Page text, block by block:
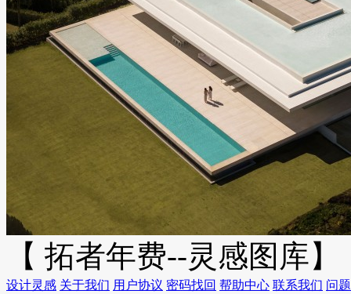
【 拓者年费--灵感图库】
设计灵感 关于我们 用户协议 密码找回 帮助中心 联系我们 问